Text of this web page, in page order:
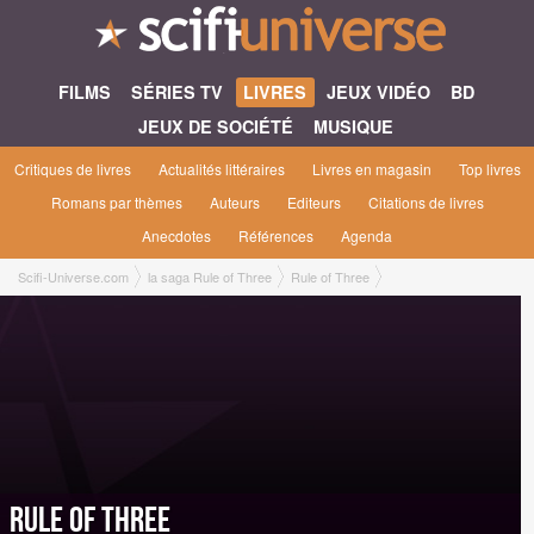
FILMS SÉRIES TV LIVRES JEUX VIDÉO
BD
JEUX DE SOCIÉTÉ
MUSIQUE
Critiques de livres Actualités littéraires Livres en magasin
Top livres
Romans par thèmes
Auteurs Editeurs
Citations de livres
Anecdotes
Références Agenda
Scifi-Universe.com la saga Rule of Three Rule of Three
Rule of Three